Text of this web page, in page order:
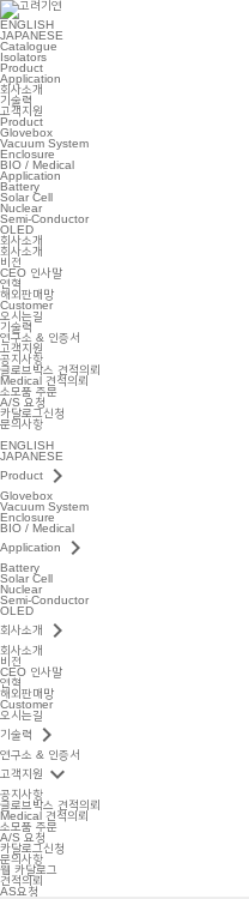
ENGLISH
JAPANESE
Catalogue
Isolators
Product
Application
회사소개
기술력
고객지원
Product
Glovebox
Vacuum System
Enclosure
BIO / Medical
Application
Battery
Solar Cell
Nuclear
Semi-Conductor
OLED
회사소개
회사소개
비전
CEO 인사말
연혁
해외판매망
Customer
오시는길
기술력
연구소 & 인증서
고객지원
공지사항
글로브박스 견적의뢰
Medical 견적의뢰
소모품 주문
A/S 요청
카달로그신청
문의사항
ENGLISH
JAPANESE
Product
keyboard_arrow_right
Glovebox
Vacuum System
Enclosure
BIO / Medical
Application
keyboard_arrow_right
Battery
Solar Cell
Nuclear
Semi-Conductor
OLED
회사소개
keyboard_arrow_right
회사소개
비전
CEO 인사말
연혁
해외판매망
Customer
오시는길
기술력
keyboard_arrow_right
연구소 & 인증서
고객지원
keyboard_arrow_down
공지사항
글로브박스 견적의뢰
Medical 견적의뢰
소모품 주문
A/S 요청
카달로그신청
문의사항
웹 카달로그
견적의뢰
AS요청